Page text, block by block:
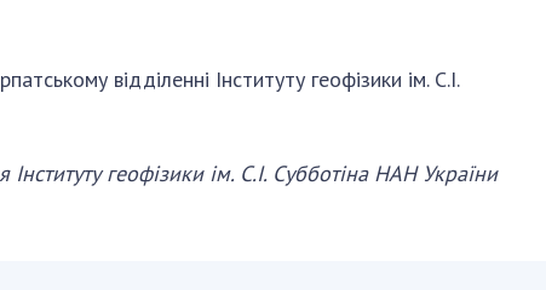
відділенні Інституту геофізики ім. С.І.
геофізики ім. С.І. Субботіна НАН України